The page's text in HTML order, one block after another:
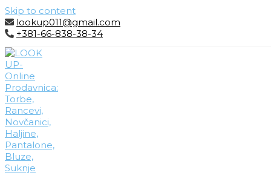
Skip to content
lookup011@gmail.com
+381-66-838-38-34